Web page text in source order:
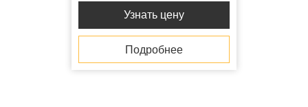
Узнать цену
Подробнее